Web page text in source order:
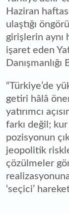
Haziran
ulaştığı
girişlerin aynı
işaret eden
“Türkiye’de
getiri hâlâ
yatırımcı
farkı değil; kur
pozisyonun
jeopolitik
çözülmeler
‘seçici’